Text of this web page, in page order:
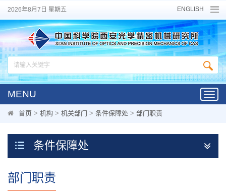
2026年8月7日 星期五 ENGLISH
MENU
首页 > 机构 > 机关部门 > 条件保障处 > 部门职责
条件保障处
部门职责